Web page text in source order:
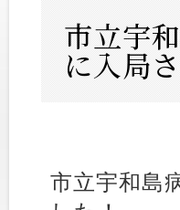
市立宇
に入局
市立宇和島